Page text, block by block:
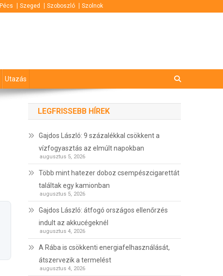
Pécs Szeged Szoboszló Szolnok
Utazás
LEGFRISSEBB HÍREK
Gajdos László: 9 százalékkal csökkent a
vízfogyasztás az elmúlt napokban
augusztus 5, 2026
Több mint hatezer doboz csempészcigarettát
találtak egy kamionban
augusztus 5, 2026
Gajdos László: átfogó országos ellenőrzés
indult az akkucégeknél
augusztus 4, 2026
A Rába is csökkenti energiafelhasználását,
átszervezik a termelést
augusztus 4, 2026